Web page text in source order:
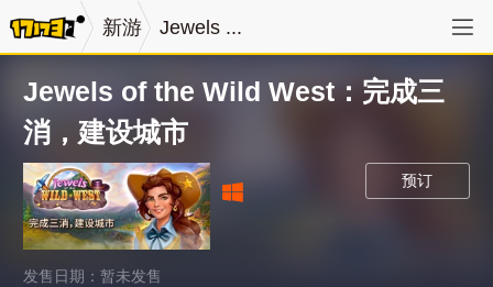
新游 Jewels ...
Jewels of the Wild West：完成三
消，建设城市
预订
发售日期：暂未发售